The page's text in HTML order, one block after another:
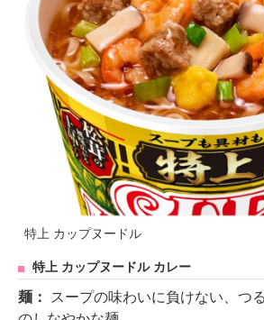
特上 カップヌードル
特上 カップヌードル カレー
麺：
スープの味わいに負けない、つ